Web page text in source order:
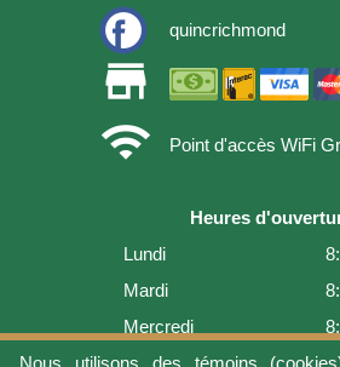
Nous utilisons des témoins
quincrichmond
store
wifi
Point d'accès WiFi
Heures
Lundi
Mardi
Mercredi
Jeudi